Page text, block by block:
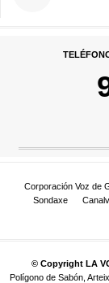
Corporación Voz de
Sondaxe
© Copyright LA
Polígono de Sabón,